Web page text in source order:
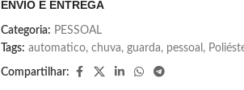
ENVIO E ENTREGA
Categoria: PESSOAL
Tags: automatico, chuva, guarda, pessoal ,
Compartilhar: